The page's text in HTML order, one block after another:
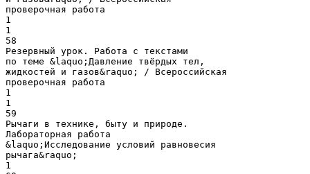
проверочная работа
1
1
58
Резервный урок. Работа с текстами
по теме &laquo;Давление твёрдых тел,
жидкостей и газов&raquo; / Всероссийская
проверочная работа
1
1
59
Рычаги в технике, быту и природе.
Лабораторная работа
&laquo;Исследование условий равновесия
рычага&raquo;
1